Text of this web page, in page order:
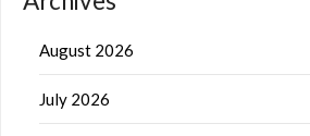
August 2026
July 2026